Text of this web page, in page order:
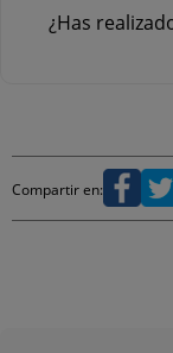
¿Has
Compartir en: